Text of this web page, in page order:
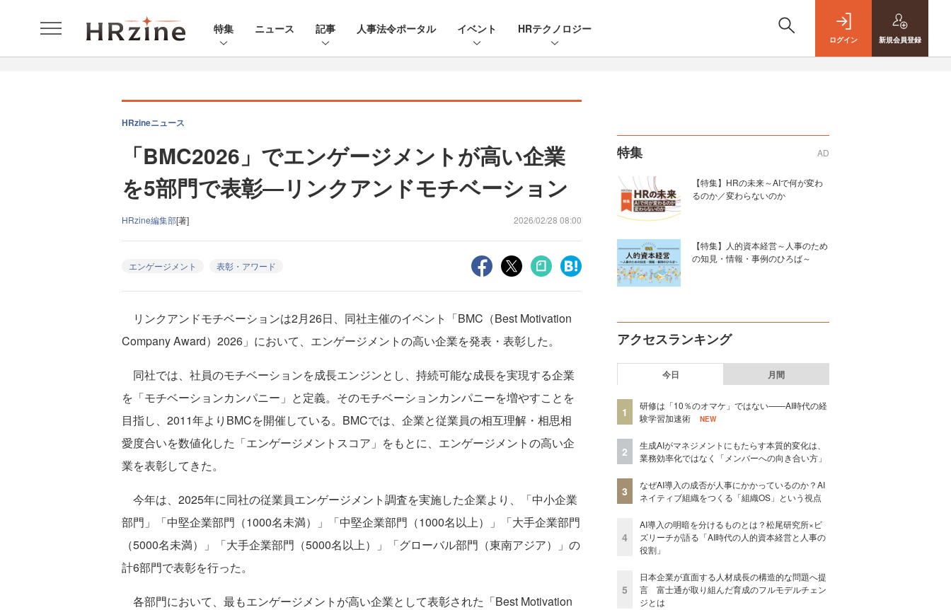
特集 ニュース 記事 人事法令ポータル イベント HRテクノロジー
ログイン 新規会員登録
HRzineニュース
「BMC2026」でエンゲージメントが高い企業
を5部門で表彰―リンクアンドモチベーション
HRzine編集部[著] 2026/02/28 08:00
エンゲージメント 表彰・アワード
リンクアンドモチベーションは2月26日、同社主催のイベント「BMC（Best Motivation
Company Award）2026」において、エンゲージメントの高い企業を発表・表彰した。
同社では、社員のモチベーションを成長エンジンとし、持続可能な成長を実現する企業
を「モチベーションカンパニー」と定義。そのモチベーションカンパニーを増やすことを
目指し、2011年よりBMCを開催している。BMCでは、企業と従業員の相互理解・相思相
愛度合いを数値化した「エンゲージメントスコア」をもとに、エンゲージメントの高い企
業を表彰してきた。
今年は、2025年に同社の従業員エンゲージメント調査を実施した企業より、「中小企業
部門」「中堅企業部門（1000名未満）」「中堅企業部門（1000名以上）」「大手企業部門
（5000名未満）」「大手企業部門（5000名以上）」「グローバル部門（東南アジア）」の
計6部門で表彰を行った。
各部門において、最もエンゲージメントが高い企業として表彰された「Best Motivation
特集 AD
【特集】HRの未来～AIで何が変わ
るのか／変わらないのか
【特集】人的資本経営～人事のため
の知見・情報・事例のひろば～
アクセスランキング
今日 月間
1
研修は「10％のオマケ」ではない——AI時代の経
験学習加速術
NEW
2
生成AIがマネジメントにもたらす本質的変化は、
業務効率化ではなく「メンバーへの向き合い方」
3
なぜAI導入の成否が人事にかかっているのか？AI
ネイティブ組織をつくる「組織OS」という視点
4
AI導入の明暗を分けるものとは？松尾研究所×ビ
ズリーチが語る「AI時代の人的資本経営と人事の
役割」
5
日本企業が直面する人材成長の構造的な問題へ提
言 富士通が取り組んだ育成のフルモデルチェン
ジとは